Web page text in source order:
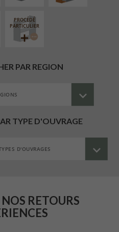
PROCÉDÉ
PARTICULIER
PAR REGION
TYPE D'OUVRAGE
RETOURS